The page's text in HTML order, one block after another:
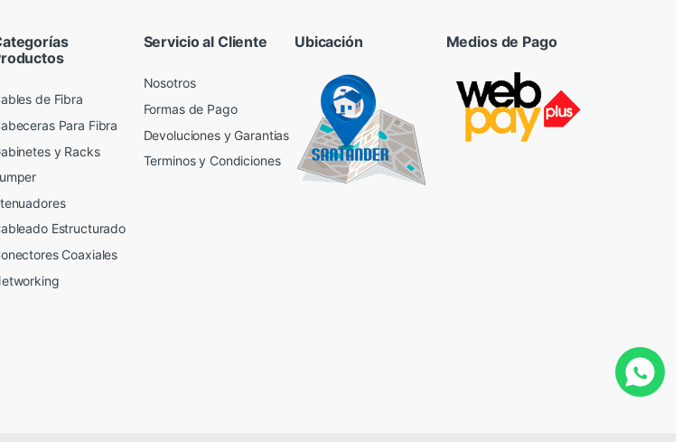
de Fibra
Para Fibra
y Racks
Estructurado
Coaxiales
Servicio al Cliente
Nosotros
Formas de Pago
Devoluciones y Garantias
Terminos y Condiciones
Ubicación Medios de Pago